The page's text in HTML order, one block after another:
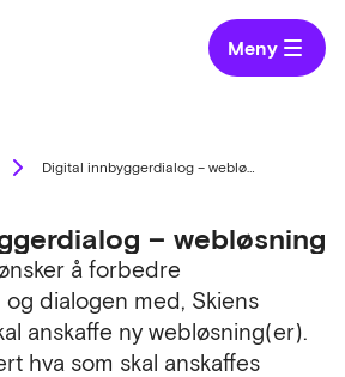
Meny
Digital innbyggerdialog – webløsning
– webløsning
å forbedre
dialogen med, Skiens
anskaffe ny webløsning(er).
hva som skal anskaffes